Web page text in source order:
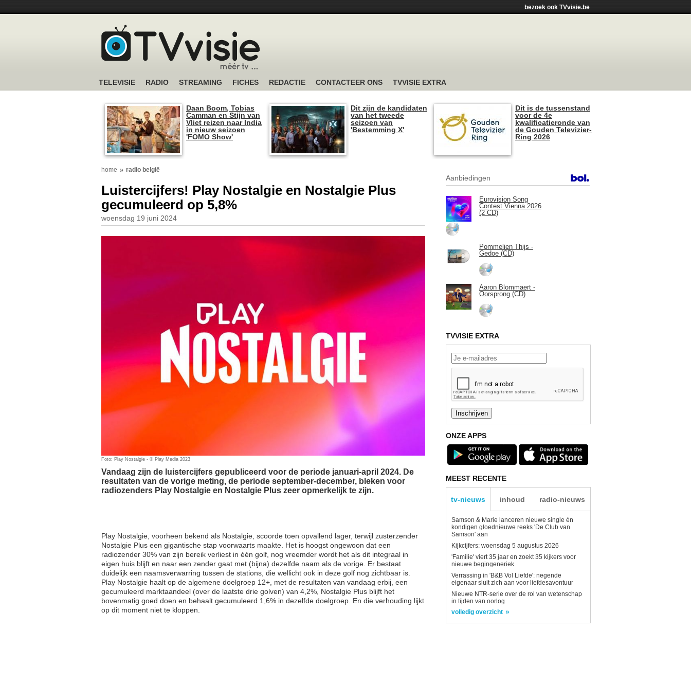
bezoek ook TVvisie.be
TELEVISIE RADIO STREAMING FICHES REDACTIE CONTACTEER ONS TVVISIE EXTRA
Daan Boom, Tobias
Camman en Stijn van
Vliet reizen naar India
in nieuw seizoen
'FOMO Show'
Dit zijn de kandidaten
van het tweede
seizoen van
'Bestemming X'
Dit is de tussenstand
voor de 4e
kwalificatieronde van
de Gouden Televizier-
Ring 2026
home radio belgië
Luistercijfers! Play Nostalgie en Nostalgie Plus
gecumuleerd op 5,8%
woensdag 19 juni 2024
Foto: Play Nostalgie - © Play Media 2023
Vandaag zijn de luistercijfers gepubliceerd voor de periode januari-april 2024. De
resultaten van de vorige meting, de periode september-december, bleken voor
radiozenders Play Nostalgie en Nostalgie Plus zeer opmerkelijk te zijn.
Play Nostalgie, voorheen bekend als Nostalgie, scoorde toen opvallend lager, terwijl zusterzender
Nostalgie Plus een gigantische stap voorwaarts maakte. Het is hoogst ongewoon dat een
radiozender 30% van zijn bereik verliest in één golf, nog vreemder wordt het als dit integraal in
eigen huis blijft en naar een zender gaat met (bijna) dezelfde naam als de vorige. Er bestaat
duidelijk een naamsverwarring tussen de stations, die wellicht ook in deze golf nog zichtbaar is.
Play Nostalgie haalt op de algemene doelgroep 12+, met de resultaten van vandaag erbij, een
gecumuleerd marktaandeel (over de laatste drie golven) van 4,2%, Nostalgie Plus blijft het
bovenmatig goed doen en behaalt gecumuleerd 1,6% in dezelfde doelgroep. En die verhouding lijkt
op dit moment niet te kloppen.
Aanbiedingen
Eurovision Song
Contest Vienna 2026
(2 CD)
Pommelien Thijs -
Gedoe (CD)
Aaron Blommaert -
Oorsprong (CD)
TVVISIE EXTRA
ONZE APPS
MEEST RECENTE
tv-nieuws inhoud radio-nieuws
Samson & Marie lanceren nieuwe single én
kondigen gloednieuwe reeks 'De Club van
Samson' aan
Kijkcijfers: woensdag 5 augustus 2026
'Familie' viert 35 jaar en zoekt 35 kijkers voor
nieuwe begingeneriek
Verrassing in 'B&B Vol Liefde': negende
eigenaar sluit zich aan voor liefdesavontuur
Nieuwe NTR-serie over de rol van wetenschap
in tijden van oorlog
volledig overzicht